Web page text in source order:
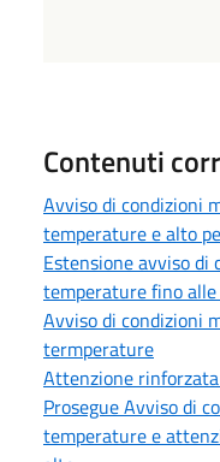
Contenuti
Avviso di condizioni
temperature e alto
Estensione avviso di
temperature fino
Avviso di condizioni
termperature
Attenzione
Prosegue Avviso di
temperature e